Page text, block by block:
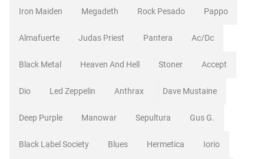
Iron Maiden Megadeth Rock Pesado Pappo
Almafuerte Judas Priest Pantera Ac/dc
Black Metal Heaven And Hell Stoner Accept
Dio Led Zeppelin Anthrax Dave Mustaine
Deep Purple Manowar Sepultura Gus G.
Black Label Society Blues Hermetica Iorio